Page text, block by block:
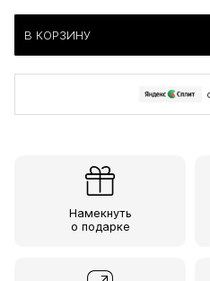
В КОРЗИНУ
Намекнуть
о подарке